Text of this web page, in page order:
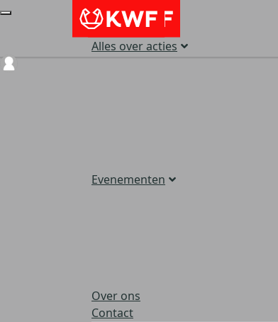
Alles over acties
Evenementen
Over ons
Contact